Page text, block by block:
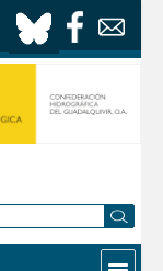
Contactar